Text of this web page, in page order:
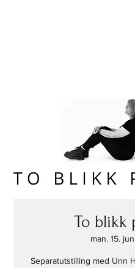
To blikk
man. 15.
Separatutstilling med Unn